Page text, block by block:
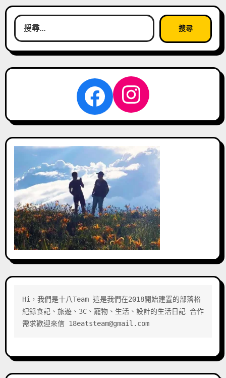
搜
尋
關
Facebook
Hi，我們是十八Team 這是我們在2018開始建置的部落格
紀錄食記、旅遊、3C、寵物、生活、設計的生活日記 合作
需求歡迎來信 18eatsteam@gmail.com